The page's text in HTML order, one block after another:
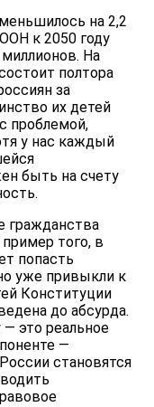
на 2,2
к 2050 году
На
полтора
за
их детей
проблемой,
у нас каждый
быть на счету
гражданства
того, в
попасть
уже привыкли к
Конституции
до абсурда.
это реальное
—
становятся